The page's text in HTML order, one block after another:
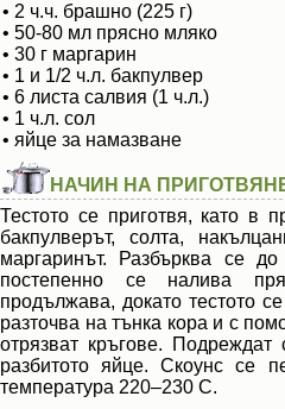
• 2 ч.ч. брашно (225 г)
• 50-80 мл прясно мляко
• 30 г маргарин
• 1 и 1/2 ч.л. бакпулвер
• 6 листа салвия (1 ч.л.)
• 1 ч.л. сол
• яйце за намазване
НАЧИН НА
Тестото се приготвя, като в
бакпулверът, солта,
маргаринът. Разбърква се
постепенно се налива
продължава, докато тестото
разточва на тънка кора и с
отрязват кръгове.
разбитото яйце. Скоунс се
температура 220–230 С.